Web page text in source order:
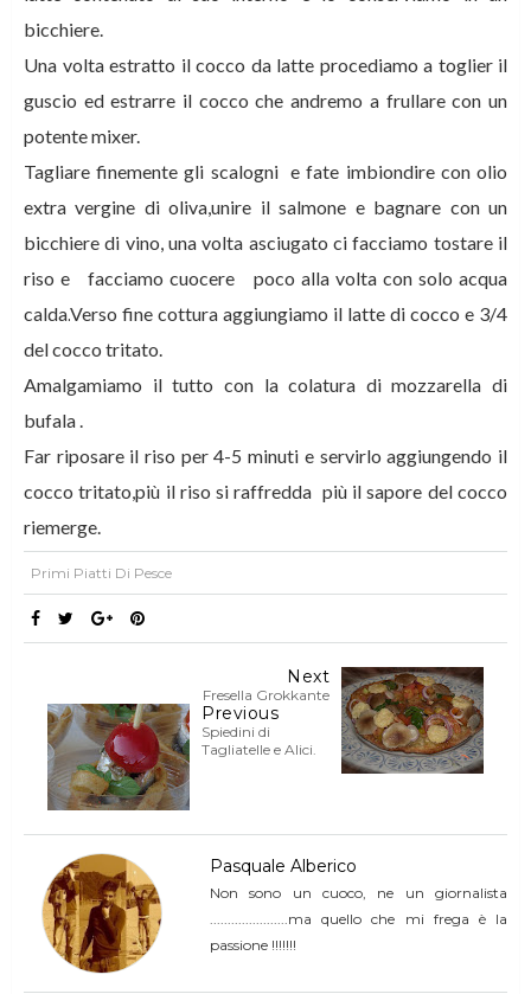
bicchiere.
Una volta estratto il cocco da latte procediamo a toglier il
guscio ed estrarre il cocco che andremo a frullare con un
potente mixer.
Tagliare finemente gli scalogni e fate imbiondire con olio
extra vergine di oliva,unire il salmone e bagnare con un
bicchiere di vino, una volta asciugato ci facciamo tostare il
riso e
facciamo cuocere poco alla volta con solo acqua
calda.Verso fine cottura aggiungiamo il latte di cocco e 3/4
del cocco tritato.
Amalgamiamo il tutto con la colatura di mozzarella di
bufala .
Far riposare il riso per 4-5 minuti e servirlo aggiungendo il
cocco tritato,più il riso si raffredda più il sapore del cocco
riemerge.
Primi Piatti Di Pesce
Next
Fresella Grokkante
Previous
Spiedini di
Tagliatelle e Alici.
Pasquale Alberico
Non sono un cuoco, ne un giornalista
......................ma quello che mi frega è la
passione !!!!!!!